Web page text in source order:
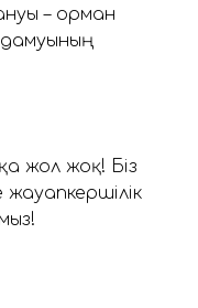
– орман
жол жоқ! Біз